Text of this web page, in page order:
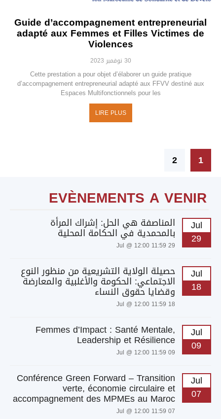
Guide d’accompagnement entrepreneurial
adapté aux Femmes et Filles Victimes de
Violences
30 نوفمبر 2023
Cette prestation a pour objet d’élaborer un guide pratique
d’accompagnement entrepreneurial adapté aux FFVV destiné aux
Espaces Multifonctionnels pour les
LIRE PLUS
1
2
EVÈNEMENTS A VENIR
Jul
29
المناصفة هي الحل: إشراك المرأة
بالمحمدية في الحكامة المحلية
29 Jul @ 12:00 11:59
Jul
18
حصيلة الولاية التشريعية من منظور النوع
الاجتماعي: الحكومة والأغلبية والمعارضة
وقضايا حقوق النساء
18 Jul @ 12:00 11:59
Jul
09
Femmes d’Impact : Santé Mentale,
Leadership et Résilience
09 Jul @ 12:00 11:59
Jul
07
Conférence Green Forward – Transition
verte, économie circulaire et
accompagnement des MPMEs au Maroc
07 Jul @ 12:00 11:59